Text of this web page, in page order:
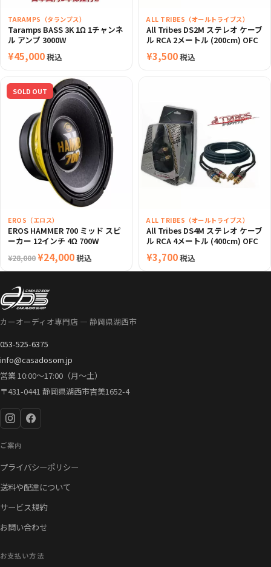
TARAMPS（タランプス）
Taramps BASS 3K 1Ω 1チャンネ
ル アンプ 3000W
¥45,000税込
ALL TRIBES（オールトライブス）
All Tribes DS2M ステレオ ケーブ
ル RCA 2メートル (200cm) OFC
¥3,500税込
SOLD OUT
EROS（エロス）
EROS HAMMER 700 ミッド スピ
ーカー 12インチ 4Ω 700W
¥28,000元
の
価
格
は
で
し
た。
¥24,000現
在
格
す。
税込
ALL TRIBES（オールトライブス）
All Tribes DS4M ステレオ ケーブ
ル RCA 4メートル (400cm) OFC
¥3,700税込
カーオーディオ専門店 — 静岡県湖西市
053-525-6375
info@casadosom.jp
営業 10:00〜17:00（月〜土）
〒431-0441 静岡県湖西市吉美1652-4
ご案内
プライバシーポリシー
送料や配達について
サービス規約
お問い合わせ
お支払い方法